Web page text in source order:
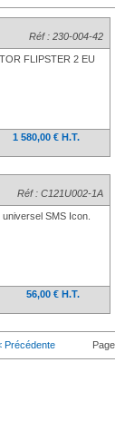
Réf : 230-004-42
FLIPSTER 2 EU
1 580,00 € H.T.
Réf : C121U002-1A
SMS Icon.
56,00 € H.T.
Précédente